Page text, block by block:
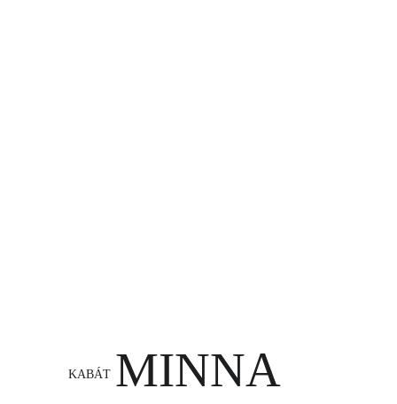
MINNA
KABÁT